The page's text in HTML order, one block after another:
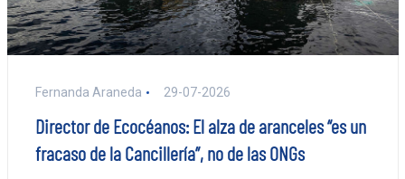
Fernanda Araneda 29-07-2026
Director de Ecocéanos: El alza de aranceles “es un
fracaso de la Cancillería”, no de las ONGs